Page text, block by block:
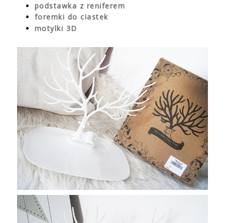
podstawka z reniferem
foremki do ciastek
motylki 3D